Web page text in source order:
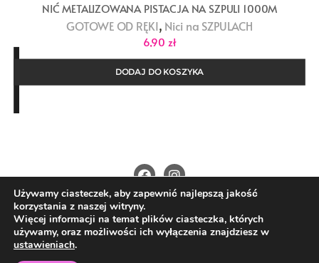
NIĆ METALIZOWANA PISTACJA NA SZPULI 1000M
GOTOWE OD RĘKI, Nici na SZPULACH
6,90 zł
DODAJ DO KOSZYKA
O Nas Kontakt Polityka prywatności
Regulamin
Wysyłka i płatności
Copyright ©2026 4nitki.pl . All rights reserved.
Powered by
Używamy ciasteczek, aby zapewnić najlepszą jakość
korzystania z naszej witryny.
Więcej informacji na temat plików ciasteczka, których
używamy, oraz możliwości ich wyłączenia znajdziesz w
ustawieniach.